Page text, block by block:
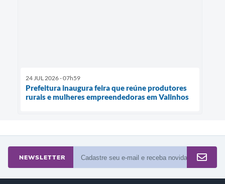
24 JUL 2026 - 07h59
Prefeitura inaugura feira que reúne produtores
rurais e mulheres empreendedoras em Valinhos
NEWSLETTER